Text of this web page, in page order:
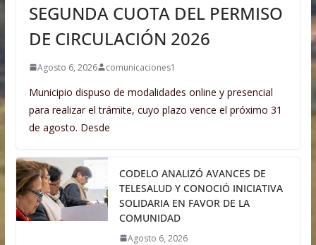
SEGUNDA CUOTA DEL PERMISO
DE CIRCULACIÓN 2026
Agosto 6, 2026 comunicaciones1
Municipio dispuso de modalidades online y presencial
para realizar el trámite, cuyo plazo vence el próximo 31
de agosto. Desde
CODELO ANALIZÓ AVANCES DE
TELESALUD Y CONOCIÓ INICIATIVA
SOLIDARIA EN FAVOR DE LA
COMUNIDAD
Agosto 6, 2026